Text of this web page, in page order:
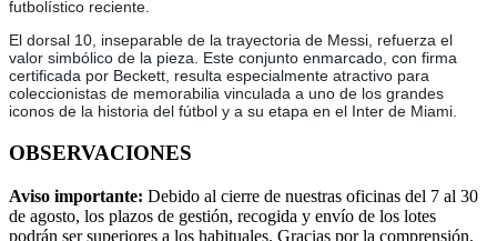
futbolístico reciente.
El dorsal 10, inseparable de la trayectoria de Messi, refuerza el
valor simbólico de la pieza. Este conjunto enmarcado, con firma
certificada por Beckett, resulta especialmente atractivo para
coleccionistas de memorabilia vinculada a uno de los grandes
iconos de la historia del fútbol y a su etapa en el Inter de Miami.
OBSERVACIONES
Aviso importante: Debido al cierre de nuestras oficinas del 7 al 30
de agosto, los plazos de gestión, recogida y envío de los lotes
podrán ser superiores a los habituales. Gracias por la comprensión.